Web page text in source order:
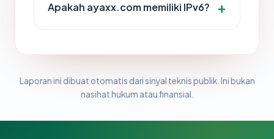
Apakah ayaxx.com memiliki IPv6?
Laporan ini dibuat otomatis dari sinyal teknis publik. Ini bukan
nasihat hukum atau finansial.